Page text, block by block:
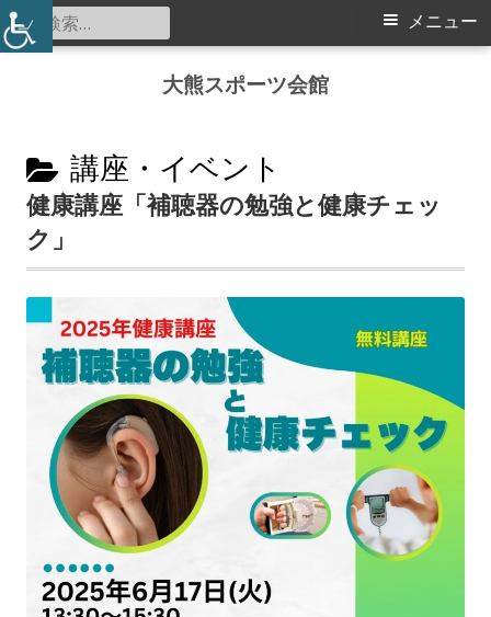
大熊スポーツ会館
メ
メニュー
検
索:
カ
テ
ー:
講座・イベント
健康講座「補聴器の勉強と健康チェッ
ク」